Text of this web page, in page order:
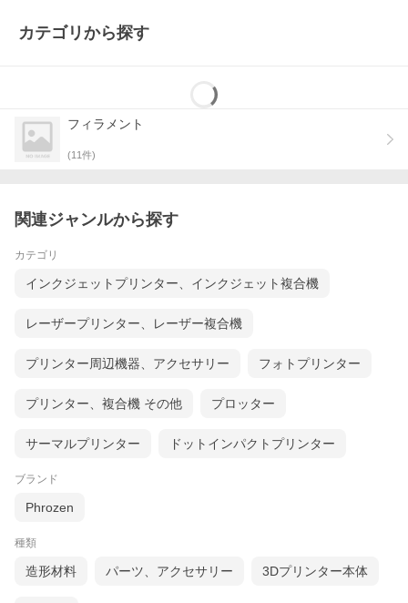
カテゴリから探す
フィラメント
(11件)
関連ジャンルから探す
カテゴリ
インクジェットプリンター、インクジェット複合機
レーザープリンター、レーザー複合機
プリンター周辺機器、アクセサリー フォトプリンター
プリンター、複合機 その他 プロッター
サーマルプリンター ドットインパクトプリンター
ブランド
Phrozen
種類
造形材料 パーツ、アクセサリー 3Dプリンター本体